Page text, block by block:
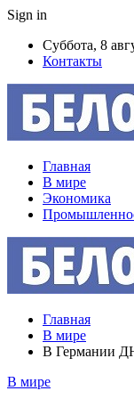
Sign in
Суббота, 8
Контакты
Главная
В мире
Экономика
Главная
В мире
В Германии
В мире